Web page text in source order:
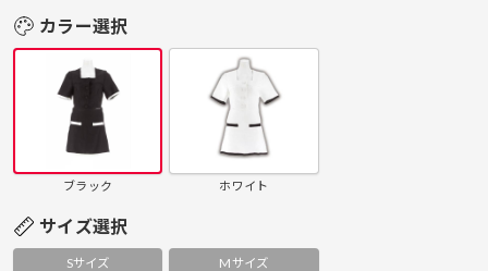
カラー選択
ブラック ホワイト
サイズ選択
Sサイズ Mサイズ